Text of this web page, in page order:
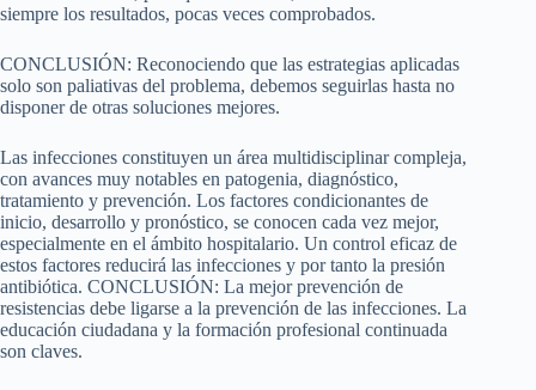
siempre los resultados, pocas veces comprobados.
CONCLUSIÓN: Reconociendo que las estrategias aplicadas
solo son paliativas del problema, debemos seguirlas hasta no
disponer de otras soluciones mejores.
Las infecciones constituyen un área multidisciplinar compleja,
con avances muy notables en patogenia, diagnóstico,
tratamiento y prevención. Los factores condicionantes de
inicio, desarrollo y pronóstico, se conocen cada vez mejor,
especialmente en el ámbito hospitalario. Un control eficaz de
estos factores reducirá las infecciones y por tanto la presión
antibiótica. CONCLUSIÓN: La mejor prevención de
resistencias debe ligarse a la prevención de las infecciones. La
educación ciudadana y la formación profesional continuada
son claves.